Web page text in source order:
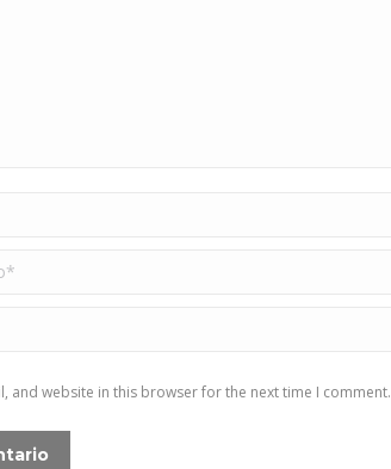
and website in this browser for the next time I comment.